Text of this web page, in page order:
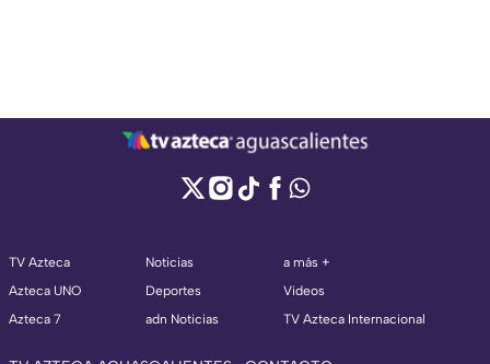
TV Azteca
Azteca UNO
Azteca 7
Noticias
Deportes
adn Noticias
a más +
Videos
TV Azteca Internacional